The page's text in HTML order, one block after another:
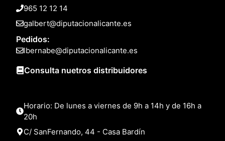
965 12 12 14
galbert@diputacionalicante.es
Pedidos:
lbernabe@diputacionalicante.es
Consulta nuetros distribuidores
Horario: De lunes a viernes de 9h a 14h y de 16h a
20h
C/ SanFernando, 44 - Casa Bardín